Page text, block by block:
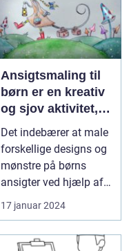
Ansigtsmaling til
børn er en kreativ
og sjov aktivitet,
der giver dem
mulighed for at
udtrykke deres
fantasi og
personlighed
Det indebærer at male
forskellige designs og
mønstre på børns
ansigter ved hjælp af
specielle ansigt...
17 januar 2024